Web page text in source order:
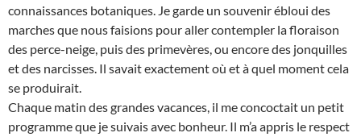
connaissances botaniques. Je garde un souvenir ébloui des
marches que nous faisions pour aller contempler la floraison
des perce-neige, puis des primevères, ou encore des jonquilles
et des narcisses. Il savait exactement où et à quel moment cela
se produirait.
Chaque matin des grandes vacances, il me concoctait un petit
programme que je suivais avec bonheur. Il m’a appris le respect